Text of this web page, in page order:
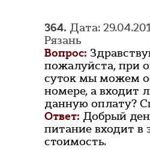
364. Дата:
Рязань
Вопрос:
пожалуйста, при
суток мы можем
номере, а входит
данную оплату?
Ответ: Добрый
питание входит в
стоимость.